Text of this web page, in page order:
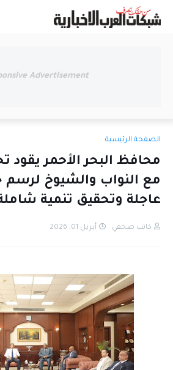
Advertisement
الصفحة الرئيسية
محافظ البحر الأحمر يقود
مع النواب والشيوخ لرسم
عاجلة وتحقيق تنمية
كاتب صحفي أبريل 01, 2026